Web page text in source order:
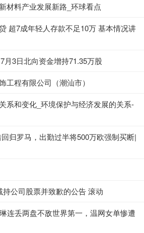
材料产业发展新路_环球看点
超7成年轻人存款不足10万 基本情况讲
月3日北向资金增持71.35万股
工程有限公司（潮汕市）
系和变化_环境保护与经济发展的关系-
归罗马，出勤过半将500万欧强制买断|
公司股票并致歉的公告 滚动
连丢两盘不敌世界第一，温网女单惨遭